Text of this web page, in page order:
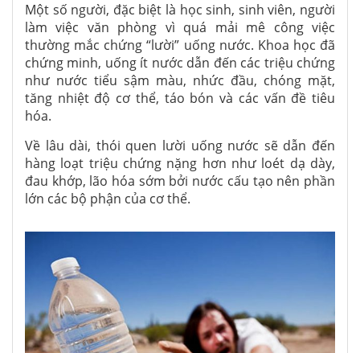
Một số người, đặc biệt là học sinh, sinh viên, người
làm việc văn phòng vì quá mải mê công việc
thường mắc chứng “lười” uống nước. Khoa học đã
chứng minh, uống ít nước dẫn đến các triệu chứng
như nước tiểu sậm màu, nhức đầu, chóng mặt,
tăng nhiệt độ cơ thể, táo bón và các vấn đề tiêu
hóa.
Về lâu dài, thói quen lười uống nước sẽ dẫn đến
hàng loạt triệu chứng nặng hơn như loét dạ dày,
đau khớp, lão hóa sớm bởi nước cấu tạo nên phần
lớn các bộ phận của cơ thể.